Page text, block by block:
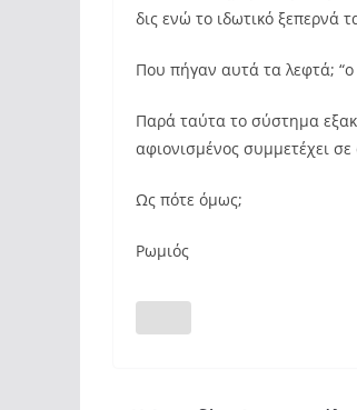
δις ενώ το ιδωτικό ξεπερνά
Που πήγαν αυτά τα λεφτά;
Παρά ταύτα το σύστημα
αφιονισμένος συμμετέχει σε
Ως πότε όμως;
Ρωμιός